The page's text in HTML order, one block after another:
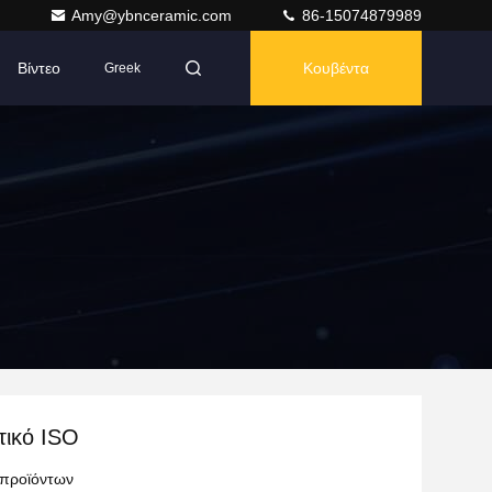
Amy@ybnceramic.com 86-15074879989
Βίντεο Greek Κουβέντα
ISO